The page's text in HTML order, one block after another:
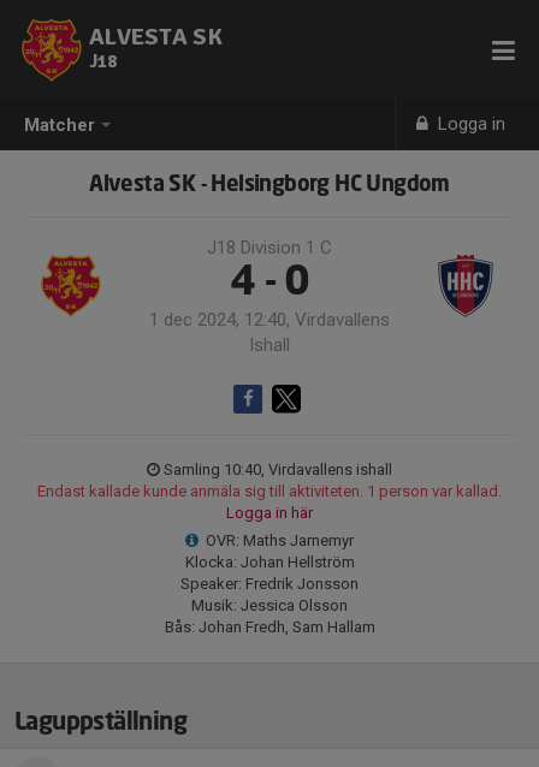
Matcher Logga in
ALVESTA SK
J18
Alvesta SK - Helsingborg HC Ungdom
J18 Division 1 C
4 - 0
1 dec 2024, 12:40, Virdavallens
Ishall
Samling 10:40, Virdavallens ishall
Endast kallade kunde anmäla sig till aktiviteten. 1 person var kallad.
Logga in här
OVR: Maths Jarnemyr
Klocka: Johan Hellström
Speaker: Fredrik Jonsson
Musik: Jessica Olsson
Bås: Johan Fredh, Sam Hallam
Laguppställning